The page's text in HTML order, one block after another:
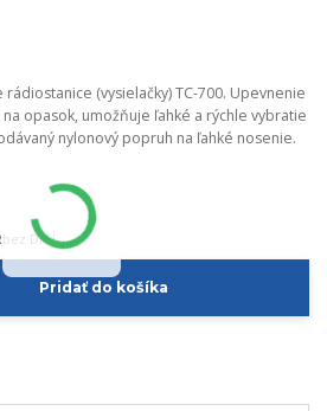
(vysielačky) TC-700. Upevnenie
opasok, umožňuje ľahké a rýchle vybratie
nylonový popruh na ľahké nosenie.
bez DPH
Pridať do košíka